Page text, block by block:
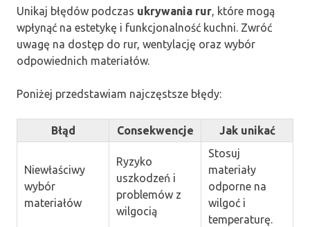
Unikaj błędów podczas ukrywania rur, które mogą
wpłynąć na estetykę i funkcjonalność kuchni. Zwróć
uwagę na dostęp do rur, wentylację oraz wybór
odpowiednich materiałów.
Poniżej przedstawiam najczęstsze błędy:
Błąd Consekwencje Jak unikać
Niewłaściwy
wybór
materiałów
Ryzyko
uszkodzeń i
problemów z
wilgocią
Stosuj
materiały
odporne na
wilgoć i
temperaturę.